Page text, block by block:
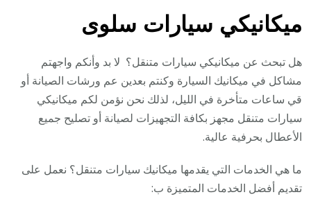
ميكانيكي سيارات سلوى
هل تبحث عن ميكانيكي سيارات متنقل؟ لا بد وأنكم واجهتم
مشاكل في ميكانيك السيارة وكنتم بعدين عم ورشات الصيانة أو
قي ساعات متأخرة في الليل، لذلك نحن نؤمن لكم ميكانيكي
سيارات متنقل مجهز بكافة التجهيزات لصيانة أو تصليح جميع
الأعطال بحرفية عالية.
ما هي الخدمات التي يقدمها ميكانيك سيارات متنقل؟ نعمل على
تقديم أفضل الخدمات المتميزة ب: